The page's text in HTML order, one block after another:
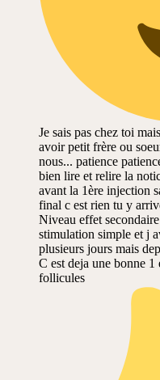
Je sais pas chez toi
avoir petit frère ou
nous... patience
bien lire et relire la
avant la 1ère injection
final c est rien tu y
Niveau effet
stimulation simple et j
plusieurs jours mais
C est deja une bonne 1
follicules